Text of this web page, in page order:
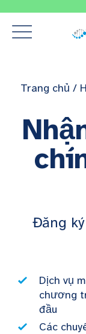
Trang chủ /
Đăng
Dịch vụ
chương
đầu
Các